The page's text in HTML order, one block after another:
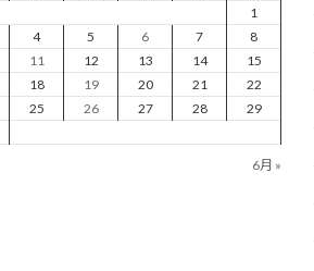
1
4 5 6 7
8
11 12 13 14
15
18 19 20 21
22
25 26 27 28
29
6月 »